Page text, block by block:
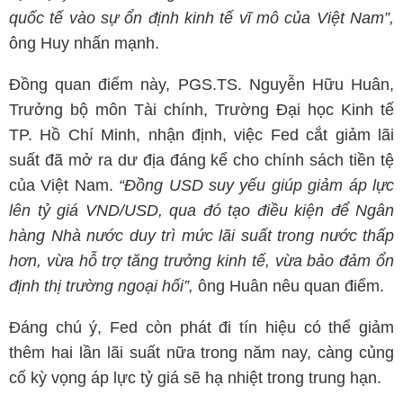
quốc tế vào sự ổn định kinh tế vĩ mô của Việt Nam”,
ông Huy nhấn mạnh.
Đồng quan điểm này, PGS.TS. Nguyễn Hữu Huân,
Trưởng bộ môn Tài chính, Trường Đại học Kinh tế
TP. Hồ Chí Minh, nhận định, việc Fed cắt giảm lãi
suất đã mở ra dư địa đáng kể cho chính sách tiền tệ
của Việt Nam. “Đồng USD suy yếu giúp giảm áp lực
lên tỷ giá VND/USD, qua đó tạo điều kiện để Ngân
hàng Nhà nước duy trì mức lãi suất trong nước thấp
hơn, vừa hỗ trợ tăng trưởng kinh tế, vừa bảo đảm ổn
định thị trường ngoại hối”, ông Huân nêu quan điểm.
Đáng chú ý, Fed còn phát đi tín hiệu có thể giảm
thêm hai lần lãi suất nữa trong năm nay, càng củng
cố kỳ vọng áp lực tỷ giá sẽ hạ nhiệt trong trung hạn.